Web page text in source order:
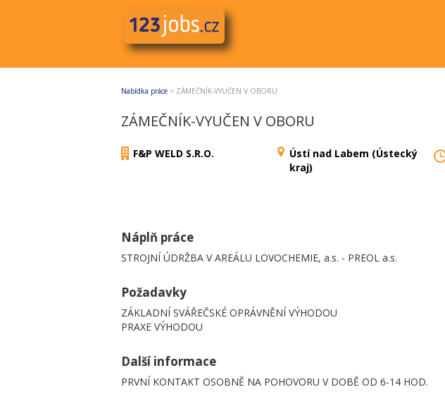
Nabídka práce > ZÁMEČNÍK-VYUČEN V OBORU
ZÁMEČNÍK-VYUČEN V OBORU
F&P WELD S.R.O.
Ústí nad Labem (Ústecký
kraj)
Náplň práce
STROJNÍ ÚDRŽBA V AREÁLU LOVOCHEMIE, a.s. - PREOL a.s.
Požadavky
ZÁKLADNÍ SVÁŘEČSKÉ OPRÁVNĚNÍ VÝHODOU
PRAXE VÝHODOU
Další informace
PRVNÍ KONTAKT OSOBNĚ NA POHOVORU V DOBĚ OD 6-14 HOD.